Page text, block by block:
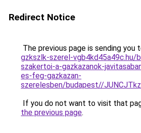
Redirect Notice
The previous page is sending you
gzkszlk-szerel-vgb4kd45a49c.hu/
szakertoi-a-gazkazanok-
es-feg-gazkazan-
szerelesben/budapest//
If you do not want to visit that
the previous page.